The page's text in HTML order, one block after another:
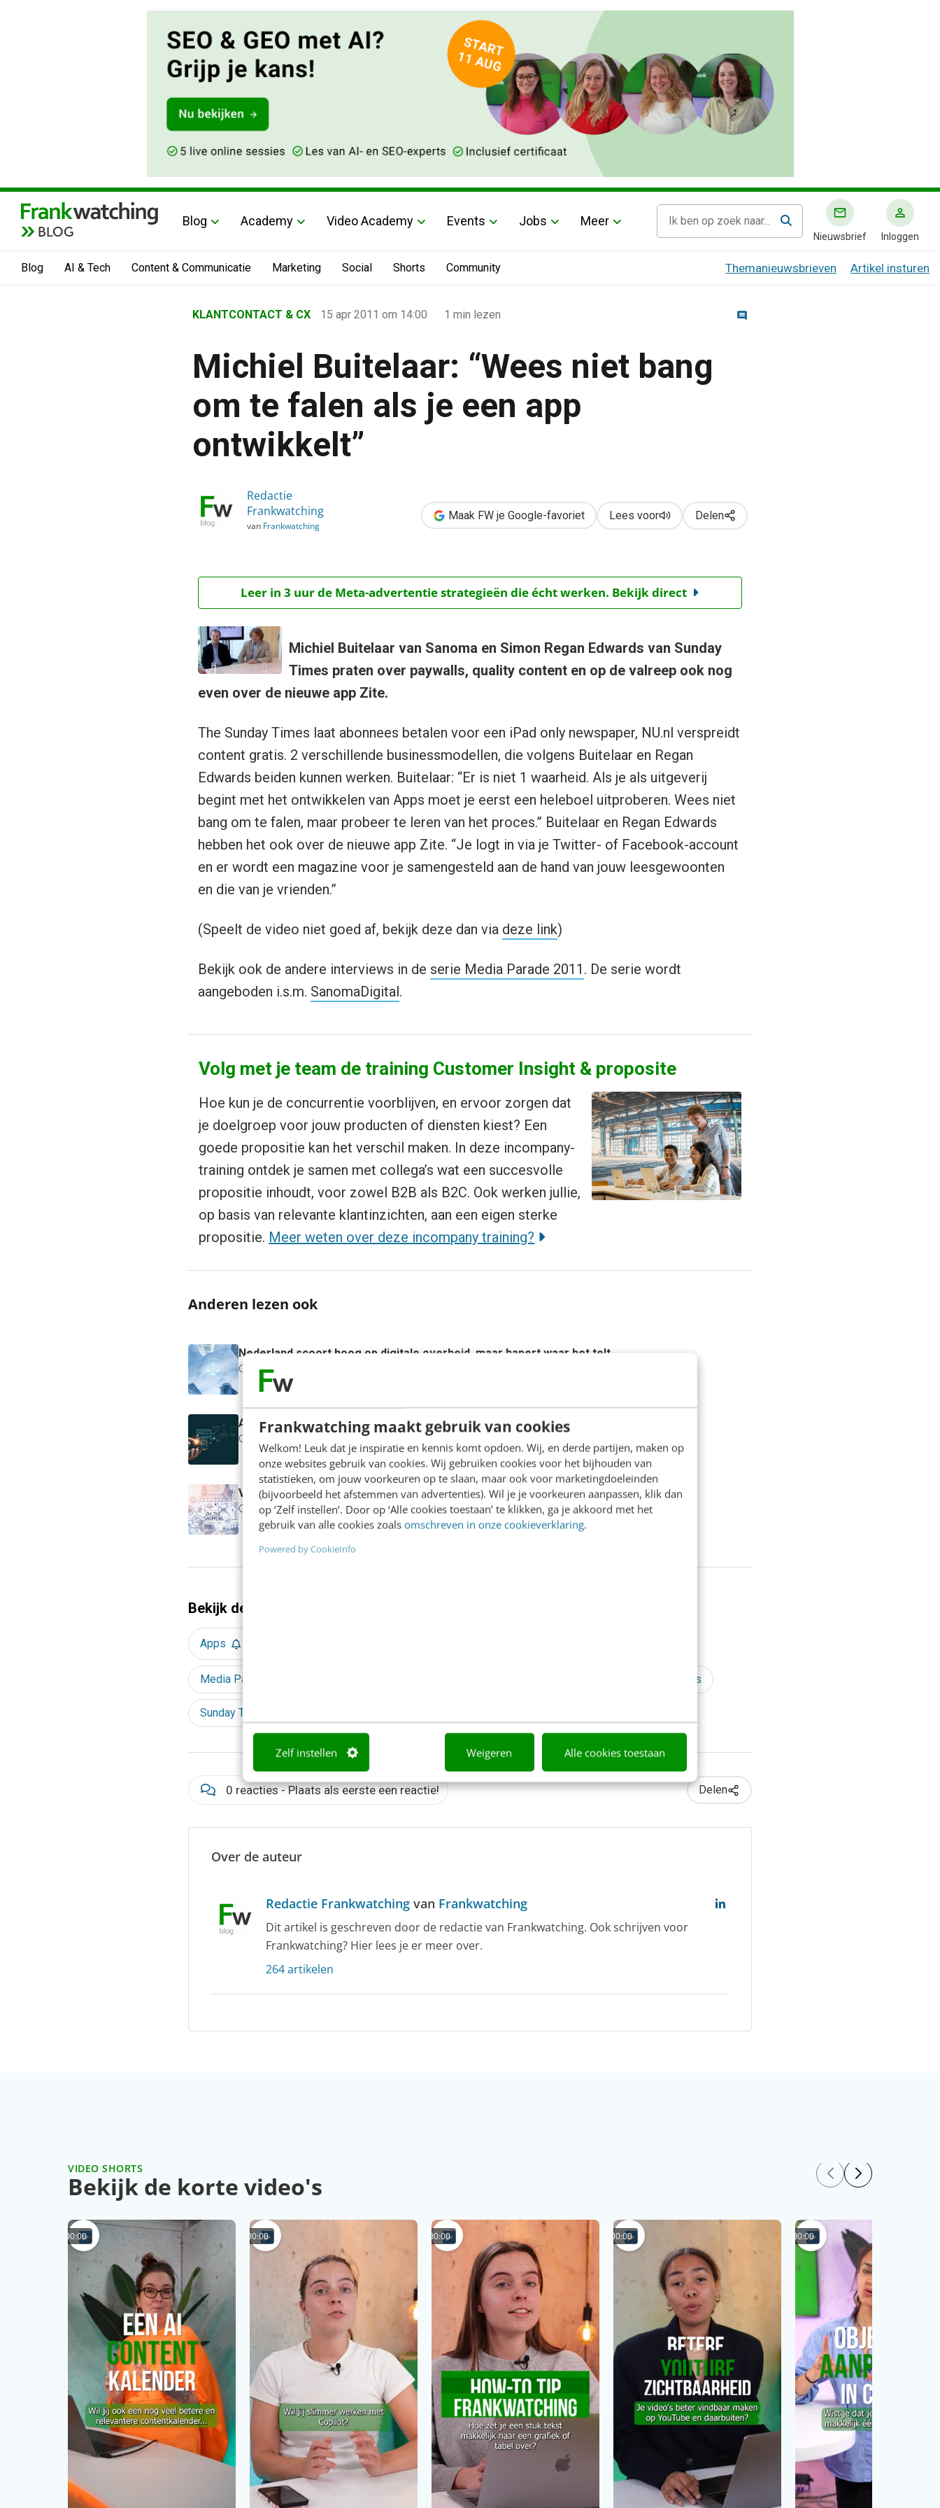
Frankwatching maakt gebruik van cookies
Welkom! Leuk dat je inspiratie en kennis komt opdoen. Wij, en derde partijen, maken op
onze websites gebruik van cookies. Wij gebruiken cookies voor het bijhouden van
statistieken, om jouw voorkeuren op te slaan, maar ook voor marketingdoeleinden
(bijvoorbeeld het afstemmen van advertenties). Wil je je voorkeuren aanpassen, klik dan
op ‘Zelf instellen’. Door op ‘Alle cookies toestaan’ te klikken, ga je akkoord met het
gebruik van alle cookies zoals omschreven in onze cookieverklaring.
Powered by CookieInfo
Zelf instellen Weigeren Alle cookies toestaan
BLOG
Blog Academy Video Academy Events Jobs Meer
Nieuwsbrief Inloggen
Blog AI & Tech Content & Communicatie Marketing Social Shorts Community Themanieuwsbrieven Artikel insturen
›
›
Michiel Buitelaar: “Wees niet bang om te falen als je een app ontwikkelt”
KLANTCONTACT & CX 15 apr 2011 om 14:00 1 min lezen
Michiel Buitelaar: “Wees niet bang
om te falen als je een app
ontwikkelt”
Redactie
Frankwatching
van Frankwatching
Maak FW je Google-favoriet Lees voor Delen
Leer in 3 uur de Meta-advertentie strategieën die écht werken. Bekijk direct
Michiel Buitelaar van Sanoma en Simon Regan Edwards van Sunday
Times praten over paywalls, quality content en op de valreep ook nog
even over de nieuwe app Zite.
The Sunday Times laat abonnees betalen voor een iPad only newspaper, NU.nl verspreidt
content gratis. 2 verschillende businessmodellen, die volgens Buitelaar en Regan
Edwards beiden kunnen werken. Buitelaar: “Er is niet 1 waarheid. Als je als uitgeverij
begint met het ontwikkelen van Apps moet je eerst een heleboel uitproberen. Wees niet
bang om te falen, maar probeer te leren van het proces.” Buitelaar en Regan Edwards
hebben het ook over de nieuwe app Zite. “Je logt in via je Twitter- of Facebook-account
en er wordt een magazine voor je samengesteld aan de hand van jouw leesgewoonten
en die van je vrienden.”
(Speelt de video niet goed af, bekijk deze dan via deze link)
Bekijk ook de andere interviews in de serie Media Parade 2011 . De serie wordt
aangeboden i.s.m. SanomaDigital.
Volg met je team de training Customer Insight & proposite
Hoe kun je de concurrentie voorblijven, en ervoor zorgen dat
je doelgroep voor jouw producten of diensten kiest? Een
goede propositie kan het verschil maken. In deze incompany-
training ontdek je samen met collega’s wat een succesvolle
propositie inhoudt, voor zowel B2B als B2C. Ook werken jullie,
op basis van relevante klantinzichten, aan een eigen sterke
propositie. Meer weten over deze incompany training?
Anderen lezen ook
Nederland scoort hoog op digitale overheid, maar hapert waar het telt
4 min
AI in klantenservice: waar moet je op letten?
Steven Lemmens
Van online winkel naar AI-infrastructuur: de transformatie van de webshop
6 min·Atie de Heer
Bekijk deze topics of volg ze via een NieuwsAlert
Apps
Media Parade 2011 Simon Regan Edwards
Sunday Times
0 reacties - Plaats als eerste een reactie! Delen
Over de auteur
Redactie Frankwatchingvan Frankwatching
Dit artikel is geschreven door de redactie van Frankwatching. Ook schrijven voor
Frankwatching? Hier lees je er meer over.
264 artikelen
VIDEO SHORTS
Bekijk de korte video's
00:00 00:00 00:00 00:00 00:00